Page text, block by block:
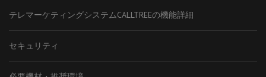
テレマーケティングシステムCALLTREEの機能詳細
セキュリティ